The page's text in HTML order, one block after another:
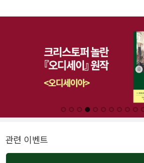
관련 이벤트